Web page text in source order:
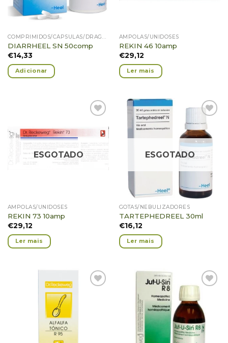
COMPRIMIDOS/CÁPSULAS/DRAGEIAS/GRÂNULOS
DIARRHEEL SN 50comp
€14,33
Adicionar
AMPOLAS/UNIDOSES
REKIN 46 10amp
€29,12
Ler mais
Adicionar
Favoritos
ESGOTADO
AMPOLAS/UNIDOSES
REKIN 73 10amp
€29,12
Ler mais
Adicionar
Favoritos
ESGOTADO
GOTAS/NEBULIZADORES
TARTEPHEDREEL 30ml
€16,12
Ler mais
Adicionar
Favoritos